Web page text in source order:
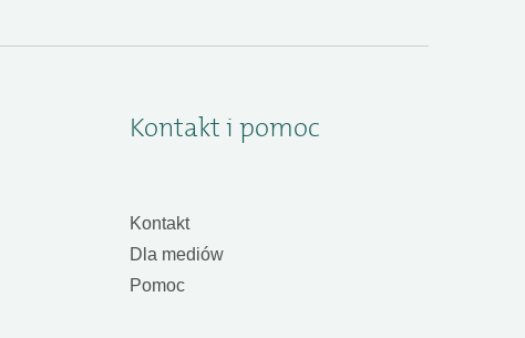
Kontakt i pomoc
Kontakt
Dla mediów
Pomoc